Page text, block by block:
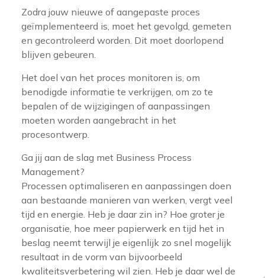
Zodra jouw nieuwe of aangepaste proces
geïmplementeerd is, moet het gevolgd, gemeten
en gecontroleerd worden. Dit moet doorlopend
blijven gebeuren.
Het doel van het proces monitoren is, om
benodigde informatie te verkrijgen, om zo te
bepalen of de wijzigingen of aanpassingen
moeten worden aangebracht in het
procesontwerp.
Ga jij aan de slag met Business Process
Management?
Processen optimaliseren en aanpassingen doen
aan bestaande manieren van werken, vergt veel
tijd en energie. Heb je daar zin in? Hoe groter je
organisatie, hoe meer papierwerk en tijd het in
beslag neemt terwijl je eigenlijk zo snel mogelijk
resultaat in de vorm van bijvoorbeeld
kwaliteitsverbetering wil zien. Heb je daar wel de